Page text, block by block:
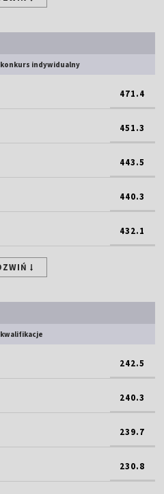
konkurs indywidualny
471.4
451.3
443.5
440.3
432.1
kwalifikacje
242.5
240.3
239.7
230.8